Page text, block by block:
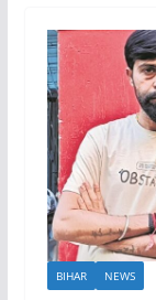
BIHAR NEWS